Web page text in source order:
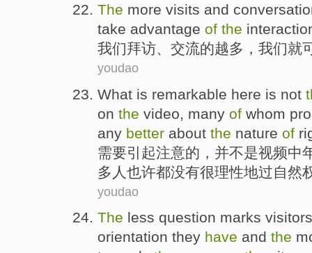
The more visits and
take advantage of the
我们拜访、 交流的越多 ，我们就
youdao
What is remarkable here is not
on the video , many of whom
any better about the nature of
需要引起注意的 ， 并不是视频中
多 人 也许都没有很理性地过自然
youdao
The less question marks visitors
orientation they have and the